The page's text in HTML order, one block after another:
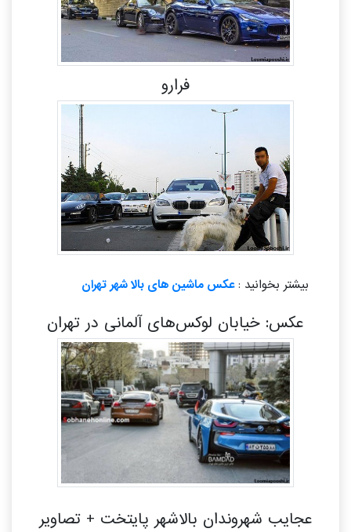
فرارو
بیشتر بخوانید :عکس ماشین های بالا شهر تهران
عکس: خیابان لوکس‌های آلمانی در تهران
عجایب شهروندان بالاشهر پایتخت + تصاویر